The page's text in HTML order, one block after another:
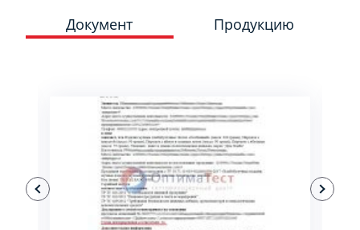
Документ Продукцию
ПОДРОБНЕЕ